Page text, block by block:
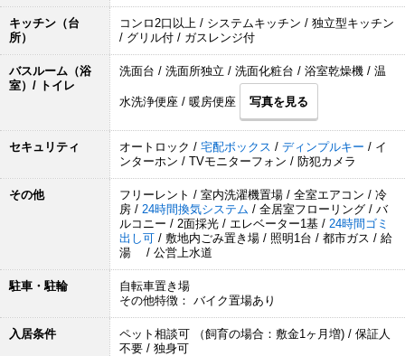
キッチン（台
所）
コンロ2口以上 / システムキッチン / 独立型キッチン
/ グリル付 / ガスレンジ付
バスルーム（浴
室）/ トイレ
洗面台 / 洗面所独立 / 洗面化粧台 / 浴室乾燥機 / 温
水洗浄便座 / 暖房便座 写真を見る
セキュリティ オートロック / 宅配ボックス / ディンプルキー / イ
ンターホン / TVモニターフォン / 防犯カメラ
その他
フリーレント / 室内洗濯機置場 / 全室エアコン / 冷
房 / 24時間換気システム / 全居室フローリング / バ
ルコニー / 2面採光 / エレベーター1基 / 24時間ゴミ
出し可 / 敷地内ごみ置き場 / 照明1台 / 都市ガス / 給
湯 / 公営上水道
駐車・駐輪
自転車置き場
その他特徴： バイク置場あり
入居条件
ペット相談可 （飼育の場合：敷金1ヶ月増) / 保証人
不要 / 独身可